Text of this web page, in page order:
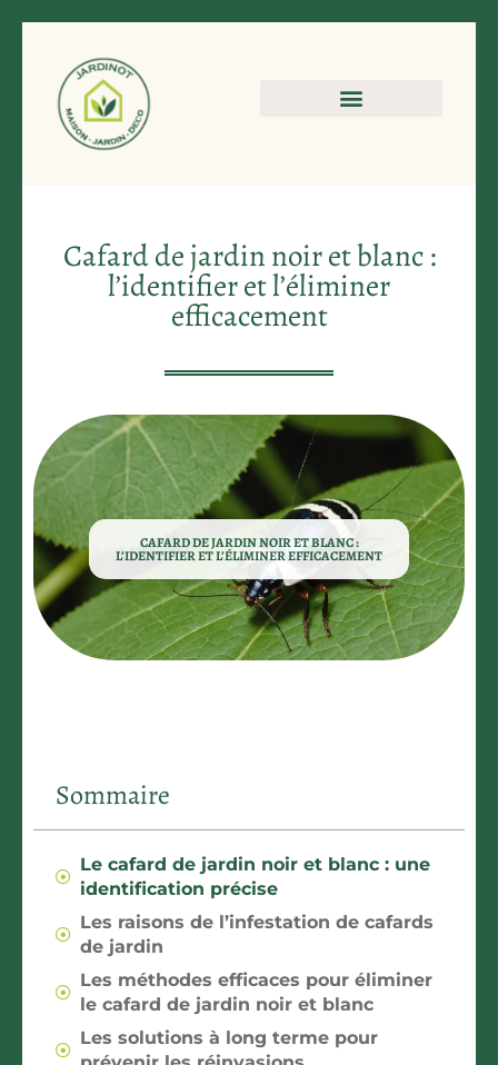
Cafard de jardin noir et blanc :
l’identifier et l’éliminer
efficacement
CAFARD DE JARDIN NOIR ET BLANC :
L’IDENTIFIER ET L’ÉLIMINER EFFICACEMENT
Sommaire
Le cafard de jardin noir et blanc : une
identification précise
Les raisons de l’infestation de cafards
de jardin
Les méthodes efficaces pour éliminer
le cafard de jardin noir et blanc
Les solutions à long terme pour